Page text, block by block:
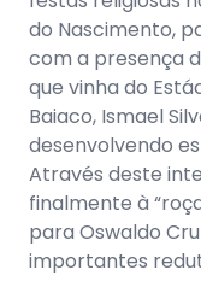
do Nascimento,
com a presença
que vinha do
Baiaco, Ismael
desenvolvendo
Através deste
finalmente à
para Oswaldo
importantes